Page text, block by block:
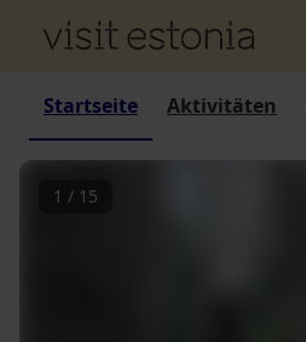
Startseite Aktivitäten
1 / 15